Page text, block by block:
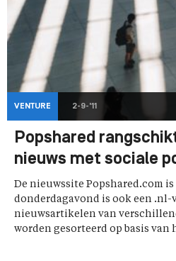
VENTURE 2-9-'11
Popshared
nieuws met sociale
De nieuwssite Popshared.com
donderdagavond is ook een .nl-
nieuwsartikelen van
worden gesorteerd op basis van